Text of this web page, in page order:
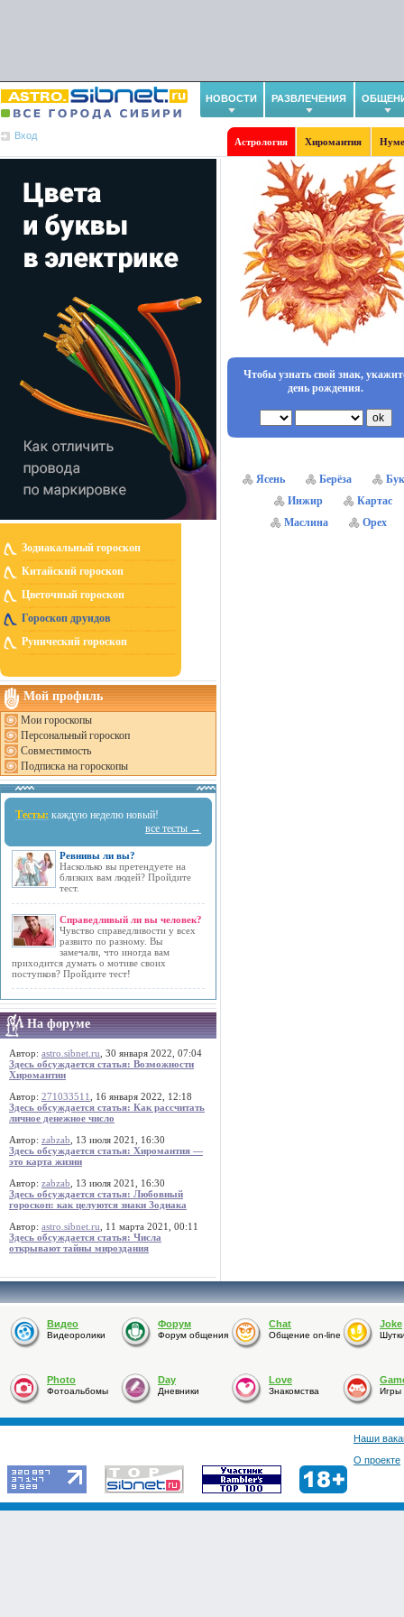
НОВОСТИ РАЗВЛЕЧЕНИЯ
Вход
Астрология Хиромантия
Зодиакальный гороскоп
Китайский гороскоп
Цветочный гороскоп
Гороскоп друидов
Рунический гороскоп
Мой профиль
Мои гороскопы
Персональный гороскоп
Совместимость
Подписка на гороскопы
Тесты: каждую неделю новый!
все тесты →
Ревнивы ли вы?
Насколько вы претендуете на
близких вам людей? Пройдите
тест.
Справедливый ли вы человек?
Чувство справедливости у всех
развито по разному. Вы
замечали, что иногда вам
приходится думать о мотиве своих
поступков? Пройдите тест!
На форуме
Автор: astro.sibnet.ru , 30 января 2022, 07:04
Здесь обсуждается статья: Возможности
Хиромантии
Автор: 271033511
, 16 января 2022, 12:18
Здесь обсуждается статья: Как рассчитать
личное денежное число
Автор: zabzab , 13 июля 2021, 16:30
Здесь обсуждается статья: Хиромантия —
это карта жизни
Автор: zabzab , 13 июля 2021, 16:30
Здесь обсуждается статья: Любовный
гороскоп: как целуются знаки Зодиака
Автор: astro.sibnet.ru , 11 марта 2021, 00:11
Здесь обсуждается статья: Числа
открывают тайны мироздания
Чтобы узнать свой знак,
день рождения.
Ясень Берёза
Бук
Инжир
Картас
Маслина
Орех
Видео
Видеоролики
Форум
Форум общения
Chat
Общение on-line
Joke
Photo
Фотоальбомы
Day
Дневники
Love
Знакомства Игры
Наши
О проекте